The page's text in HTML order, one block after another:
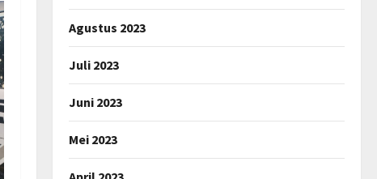
Agustus 2023
Juli 2023
Juni 2023
Mei 2023